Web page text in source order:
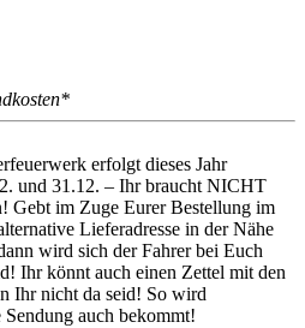
erfolgt dieses Jahr
und 31.12. – Ihr braucht NICHT
Gebt im Zuge Eurer Bestellung im
Lieferadresse in der Nähe
wird sich der Fahrer bei Euch
Ihr könnt auch einen Zettel mit den
Ihr nicht da seid! So wird
Sendung auch bekommt!